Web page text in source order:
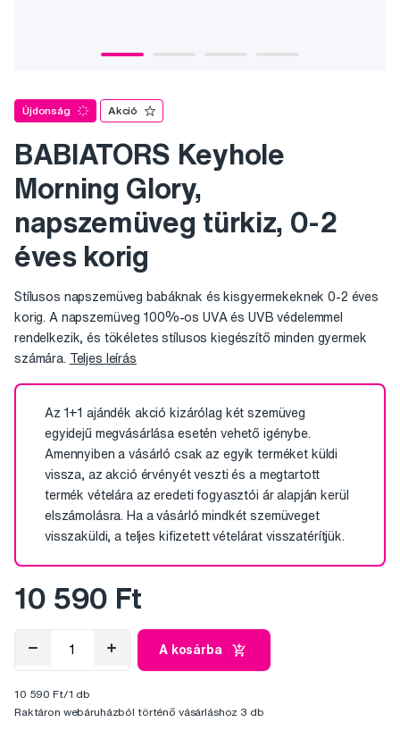
Újdonság Akció
BABIATORS Keyhole
Morning Glory,
napszemüveg türkiz, 0-2
éves korig
Stílusos napszemüveg babáknak és kisgyermekeknek 0-2 éves
korig. A napszemüveg 100%-os UVA és UVB védelemmel
rendelkezik, és tökéletes stílusos kiegészítő minden gyermek
számára. Teljes leírás
Az 1+1 ajándék akció kizárólag két szemüveg
egyidejű megvásárlása esetén vehető igénybe.
Amennyiben a vásárló csak az egyik terméket küldi
vissza, az akció érvényét veszti és a megtartott
termék vételára az eredeti fogyasztói ár alapján kerül
elszámolásra. Ha a vásárló mindkét szemüveget
visszaküldi, a teljes kifizetett vételárat visszatérítjük.
10 590 Ft
A kosárba
10 590 Ft/1 db
Raktáron webáruházból történő vásárláshoz 3 db